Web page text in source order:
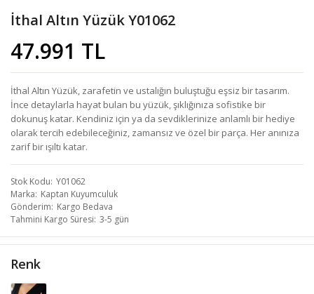
İthal Altın Yüzük Y01062
47.991 TL
İthal Altın Yüzük, zarafetin ve ustalığın buluştuğu eşsiz bir tasarım.
İnce detaylarla hayat bulan bu yüzük, şıklığınıza sofistike bir
dokunuş katar. Kendiniz için ya da sevdiklerinize anlamlı bir hediye
olarak tercih edebileceğiniz, zamansız ve özel bir parça. Her anınıza
zarif bir ışıltı katar.
Stok Kodu Y01062
Marka Kaptan Kuyumculuk
Gönderim Kargo Bedava
Tahmini Kargo Süresi 3-5 gün
Renk